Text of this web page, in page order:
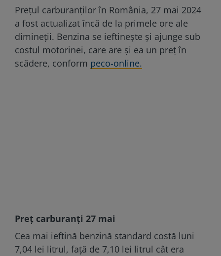
Prețul carburanților în România, 27 mai 2024
a fost actualizat încă de la primele ore ale
dimineții. Benzina se ieftineşte şi ajunge sub
costul motorinei, care are şi ea un preţ în
scădere, conform peco-online.
Preț carburanți 27 mai
Cea mai ieftină benzină standard costă luni
7,04 lei litrul, faţă de 7,10 lei litrul cât era